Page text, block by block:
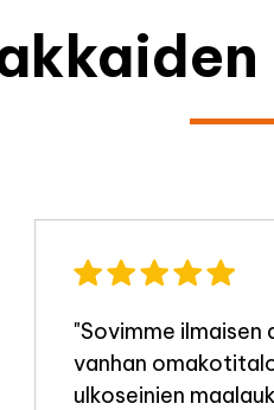
"Sovimme ilmaisen
vanhan
ulkoseinien